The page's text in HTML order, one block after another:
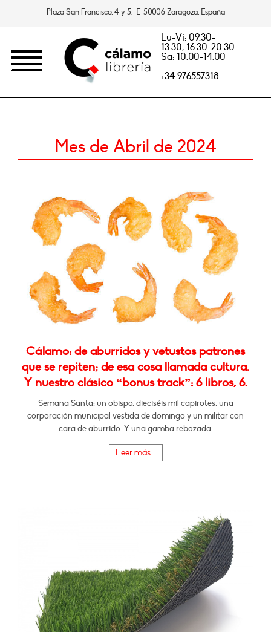
Plaza San Francisco, 4 y 5. E-50006 Zaragoza, España
Lu-Vi: 09.30-
13.30, 16.30-20.30
Sa: 10.00-14.00
+34 976557318
Mes de Abril de 2024
Cálamo: de aburridos y vetustos patrones
que se repiten; de esa cosa llamada cultura.
Y nuestro clásico “bonus track”: 6 libros, 6.
Semana Santa: un obispo, dieciséis mil capirotes, una
corporación municipal vestida de domingo y un militar con
cara de aburrido. Y una gamba rebozada.
Leer más...